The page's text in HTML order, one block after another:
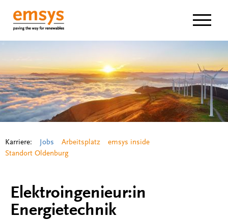
Karriere: Jobs Arbeitsplatz
emsys inside
Standort Oldenburg
Elektroingenieur:in
Energietechnik